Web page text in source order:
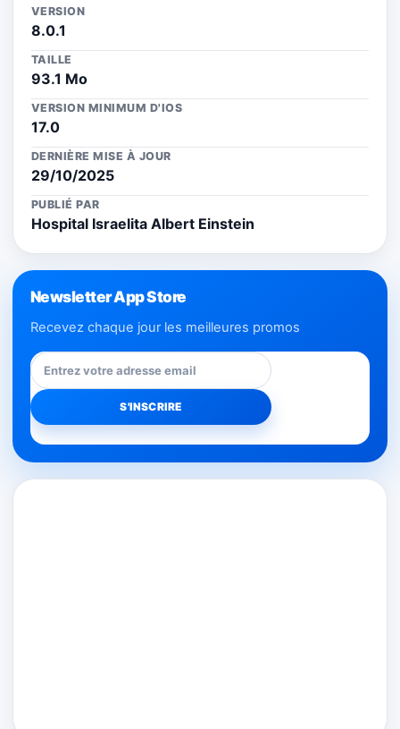
VERSION
8.0.1
TAILLE
93.1 Mo
VERSION MINIMUM D'IOS
17.0
DERNIÈRE MISE À JOUR
29/10/2025
PUBLIÉ PAR
Hospital Israelita Albert Einstein
Newsletter App Store
Recevez chaque jour les meilleures promos